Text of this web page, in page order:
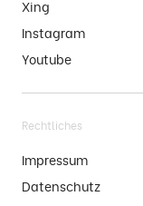
Xing
Instagram
Youtube
Rechtliches
Impressum
Datenschutz